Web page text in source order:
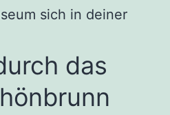
sich in deiner
das